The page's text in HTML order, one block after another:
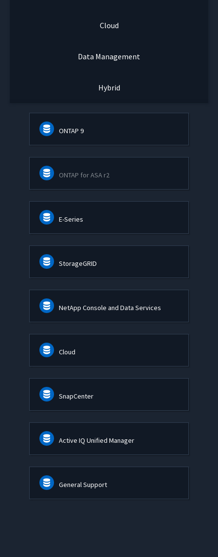
Cloud
Data Management
Hybrid
ONTAP 9
ONTAP for ASA r2
E-Series
StorageGRID
NetApp Console and Data Services
Cloud
SnapCenter
Active IQ Unified Manager
General Support